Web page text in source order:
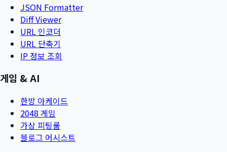
JSON Formatter
Diff Viewer
URL 인코더
URL 단축기
IP 정보 조회
게임 & AI
한방 아케이드
2048 게임
가상 피팅룸
블로그 어시스트